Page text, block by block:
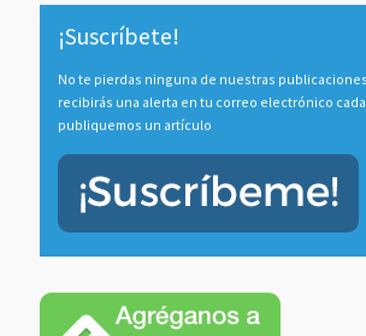
¡Suscríbete!
No te pierdas ninguna de nuestras
recibirás una alerta en tu correo electrónico
publiquemos un artículo